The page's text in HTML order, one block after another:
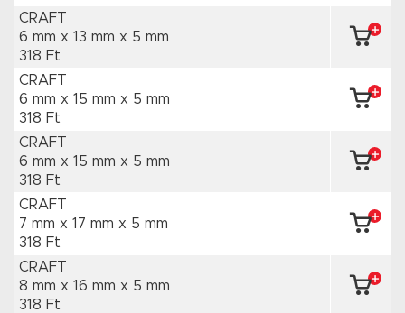
CRAFT
6 mm x 13 mm x 5 mm
318 Ft
CRAFT
6 mm x 15 mm x 5 mm
318 Ft
CRAFT
6 mm x 15 mm x 5 mm
318 Ft
CRAFT
7 mm x 17 mm x 5 mm
318 Ft
CRAFT
8 mm x 16 mm x 5 mm
318 Ft